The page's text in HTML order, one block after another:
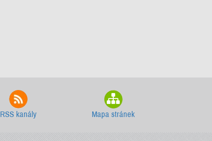
RSS kanály Mapa stránek